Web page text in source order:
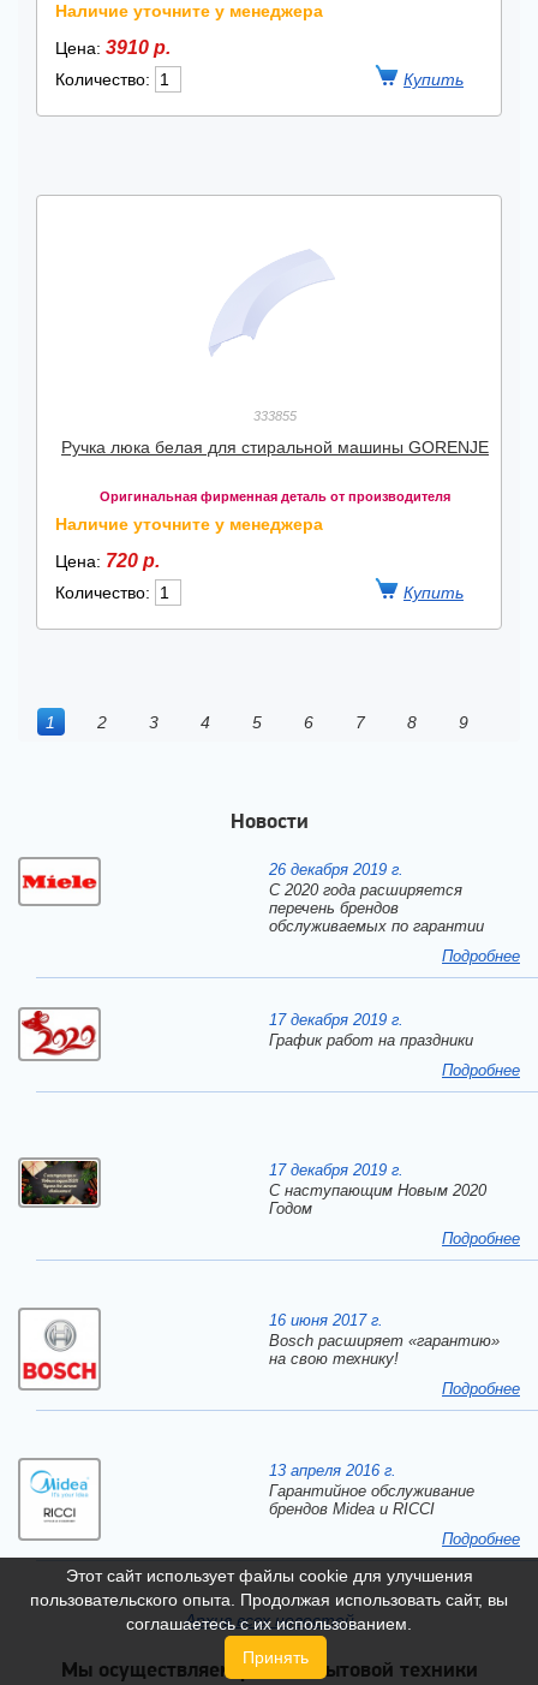
Наличие уточните у менеджера
Цена: 3910 р.
Количество:
333855
Ручка люка белая для стиральной машины GORENJE
Оригинальная фирменная деталь от производителя
Наличие уточните у менеджера
Цена: 720 р.
Количество:
1 2 3 4 5 6 7 8 9
Новости
26 декабря 2019 г.
С 2020 года расширяется
перечень брендов
обслуживаемых по гарантии
Подробнее
17 декабря 2019 г.
График работ на праздники
Подробнее
17 декабря 2019 г.
C наступающим Новым 2020
Годом
Подробнее
16 июня 2017 г.
Bosch расширяет «гарантию»
на свою технику!
Подробнее
13 апреля 2016 г.
Гарантийное обслуживание
брендов Midea и RICCI
Подробнее
Архив всех новостей
Мы осуществляем ремонт бытовой техники
Этот сайт использует файлы cookie для улучшения
пользовательского опыта. Продолжая использовать сайт, вы
соглашаетесь с их использованием.
Принять